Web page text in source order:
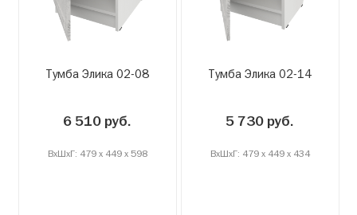
Тумба Элика 02-08
6 510 руб.
ВxШxГ: 479 x 449 x 598
Тумба Элика 02-14
5 730 руб.
ВxШxГ: 479 x 449 x 434